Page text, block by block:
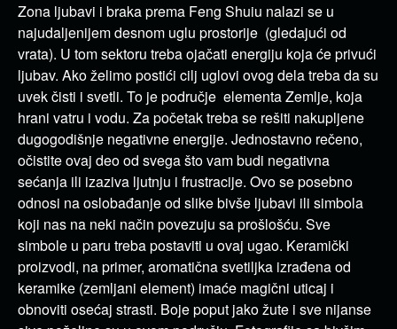
Zona ljubavi i braka prema Feng Shuiu nalazi se u
najudaljenijem desnom uglu prostorije (gledajući od
vrata). U tom sektoru treba ojačati energiju koja će privući
ljubav. Ako želimo postići cilj uglovi ovog dela treba da su
uvek čisti i svetli. To je područje elementa Zemlje, koja
hrani vatru i vodu. Za početak treba se rešiti nakupljene
dugogodišnje negativne energije. Jednostavno rečeno,
očistite ovaj deo od svega što vam budi negativna
sećanja ili izaziva ljutnju i frustracije. Ovo se posebno
odnosi na oslobađanje od slike bivše ljubavi ili simbola
koji nas na neki način povezuju sa prošlošću. Sve
simbole u paru treba postaviti u ovaj ugao. Keramički
proizvodi, na primer, aromatična svetiljka izrađena od
keramike (zemljani element) imaće magični uticaj i
obnoviti osećaj strasti. Boje poput jako žute i sve nijanse